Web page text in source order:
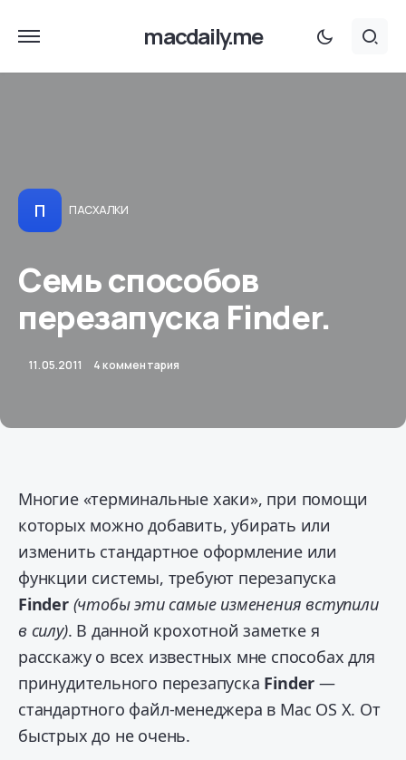
macdaily.me
П ПАСХАЛКИ
Семь способов
перезапуска Finder.
11.05.2011 4 комментария
Многие «терминальные хаки», при помощи
которых можно добавить, убирать или
изменить стандартное оформление или
функции системы, требуют перезапуска
Finder (чтобы эти самые изменения вступили
в силу). В данной крохотной заметке я
расскажу о всех известных мне способах для
принудительного перезапуска Finder —
стандартного файл-менеджера в Mac OS X. От
быстрых до не очень.